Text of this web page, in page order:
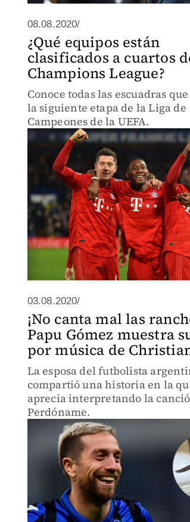
08.08.2020/
¿Qué equipos están
clasificados a cuartos
Champions League?
Conoce todas las escuadras
la siguiente etapa de la Liga de
Campeones de la UEFA.
03.08.2020/
¡No canta mal las
Papu Gómez muestra
por música de
La esposa del futbolista
compartió una historia en la
aprecia interpretando la
Perdóname.